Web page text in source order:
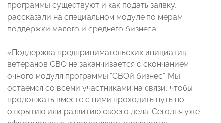
программы существуют и как подать заявку,
рассказали на специальном модуле по мерам
поддержки малого и среднего бизнеса.
«Поддержка предпринимательских инициатив
ветеранов СВО не заканчивается с окончанием
очного модуля программы “СВОй бизнес”. Мы
остаемся со всеми участниками на связи, чтобы
продолжать вместе с ними проходить путь по
открытию или развитию своего дела. Сегодня уже